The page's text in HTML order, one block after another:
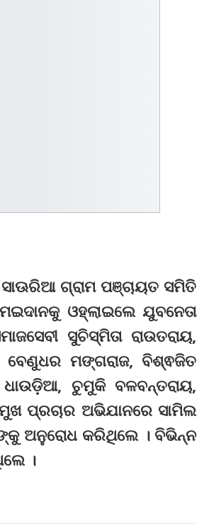
ଗ୍ରାମ ପଞ୍ଚାୟତ ସମିତି
ଓହ୍ଲାଇଲେ ଯୁବନେତା
ସୁଚିସ୍ମିତା ରାଉତରାୟ,
ବେଣୁଧର ମଙ୍ଗରାଜ, ବିଶ୍ଵଜିତ
ଚୁମୁକି ବଳବନ୍ତରାୟ,
ପ୍ରଚାର ଅଭିଯାନରେ ସାମିଲ
ଅନୁରୋଧ କରିଥିଲେ । ବିଭିନ୍ନ
।